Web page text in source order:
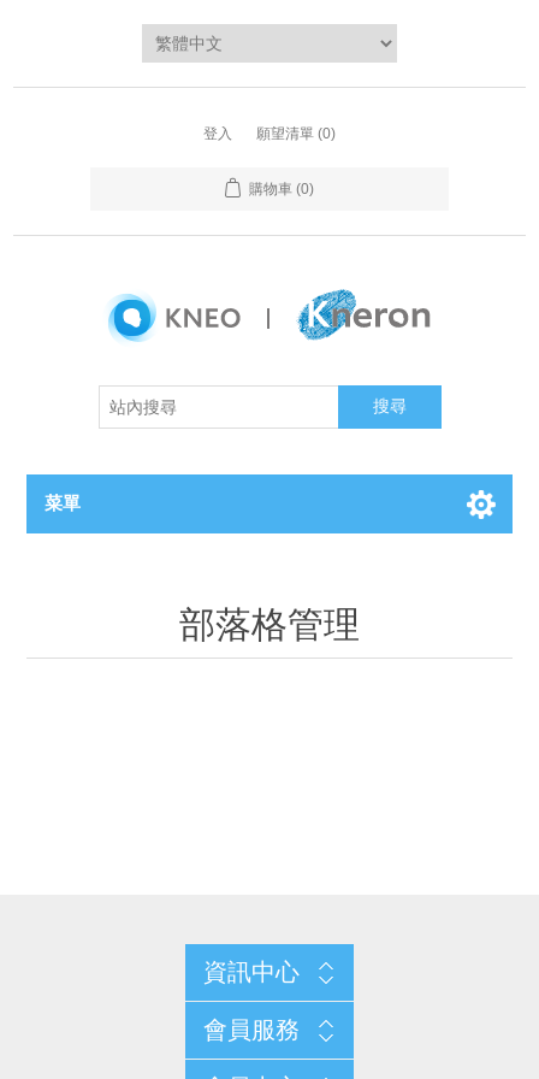
登入 願望清單 (0)
購物車 (0)
搜尋
菜單
部落格管理
資訊中心
會員服務